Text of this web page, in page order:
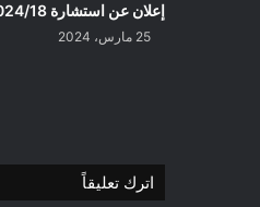
إعلان عن استشارة 2024/18 بلدية مقرة
25 مارس، 2024
اترك تعليقاً